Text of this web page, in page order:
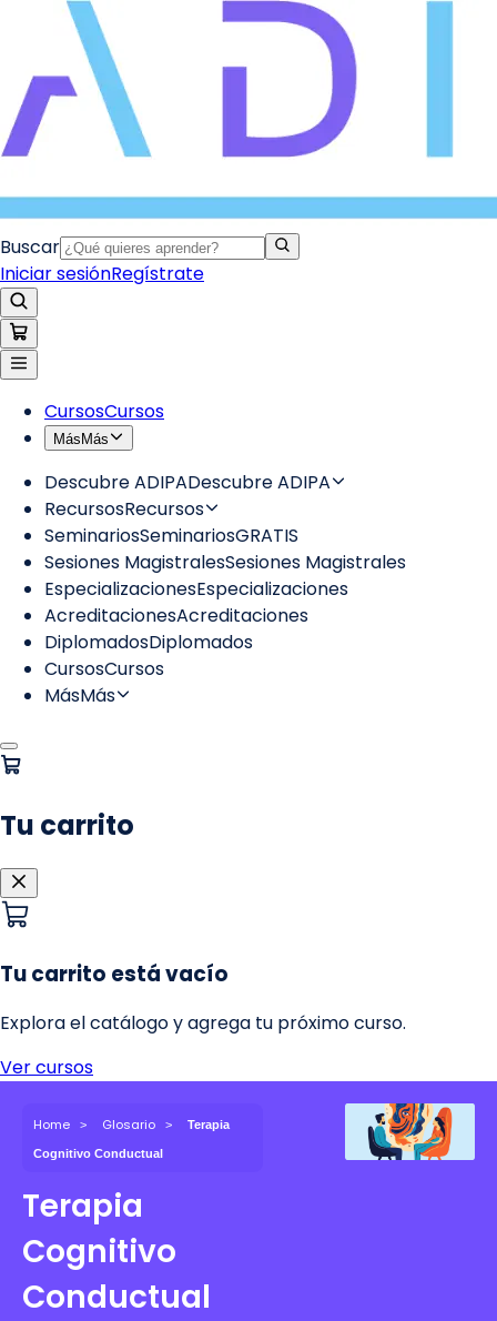
Home Glosario Terapia
Cognitivo Conductual
Terapia
Cognitivo
Conductual